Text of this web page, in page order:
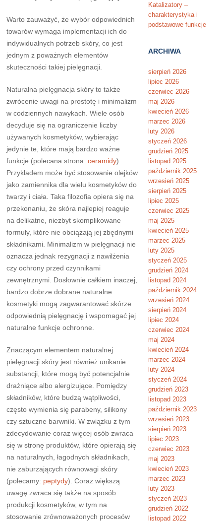
Warto zauważyć, że wybór odpowiednich
towarów wymaga implementacji ich do
indywidualnych potrzeb skóry, co jest
jednym z poważnych elementów
skuteczności takiej pielęgnacji.
Naturalna pielęgnacja skóry to także
zwrócenie uwagi na prostotę i minimalizm
w codziennych nawykach. Wiele osób
decyduje się na ograniczenie liczby
używanych kosmetyków, wybierając
jedynie te, które mają bardzo ważne
funkcje (polecana strona:ceramidy).
Przykładem może być stosowanie olejków
jako zamiennika dla wielu kosmetyków do
twarzy i ciała. Taka filozofia opiera się na
przekonaniu, że skóra najlepiej reaguje
na delikatne, niezbyt skomplikowane
formuły, które nie obciążają jej zbędnymi
składnikami. Minimalizm w pielęgnacji nie
oznacza jednak rezygnacji z nawilżenia
czy ochrony przed czynnikami
zewnętrznymi. Dosłownie całkiem inaczej,
bardzo dobrze dobrane naturalne
kosmetyki mogą zagwarantować skórze
odpowiednią pielęgnację i wspomagać jej
naturalne funkcje ochronne.
Znaczącym elementem naturalnej
pielęgnacji skóry jest również unikanie
substancji, które mogą być potencjalnie
drażniące albo alergizujące. Pomiędzy
składników, które budzą wątpliwości,
często wymienia się parabeny, silikony
czy sztuczne barwniki. W związku z tym
zdecydowanie coraz więcej osób zwraca
się w stronę produktów, które opierają się
na naturalnych, łagodnych składnikach,
nie zaburzających równowagi skóry
(polecamy: peptydy). Coraz większą
uwagę zwraca się także na sposób
produkcji kosmetyków, w tym na
stosowanie zrównoważonych procesów
Katalizatory –
charakterystyka i
podstawowe funkcje
ARCHIWA
sierpień 2026
lipiec 2026
czerwiec 2026
maj 2026
kwiecień 2026
marzec 2026
luty 2026
styczeń 2026
grudzień 2025
listopad 2025
październik 2025
wrzesień 2025
sierpień 2025
lipiec 2025
czerwiec 2025
maj 2025
kwiecień 2025
marzec 2025
luty 2025
styczeń 2025
grudzień 2024
listopad 2024
październik 2024
wrzesień 2024
sierpień 2024
lipiec 2024
czerwiec 2024
maj 2024
kwiecień 2024
marzec 2024
luty 2024
styczeń 2024
grudzień 2023
listopad 2023
październik 2023
wrzesień 2023
sierpień 2023
lipiec 2023
czerwiec 2023
maj 2023
kwiecień 2023
marzec 2023
luty 2023
styczeń 2023
grudzień 2022
listopad 2022